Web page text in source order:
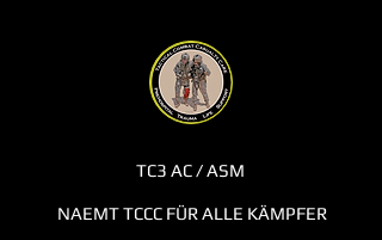
TC3 AC / ASM
NAEMT TCCC FÜR ALLE KÄMPFER